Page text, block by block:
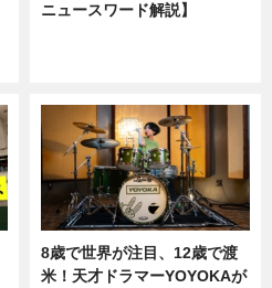
ニュースワード解説】
8歳で世界が注目、12歳で渡
米！天才ドラマーYOYOKAが